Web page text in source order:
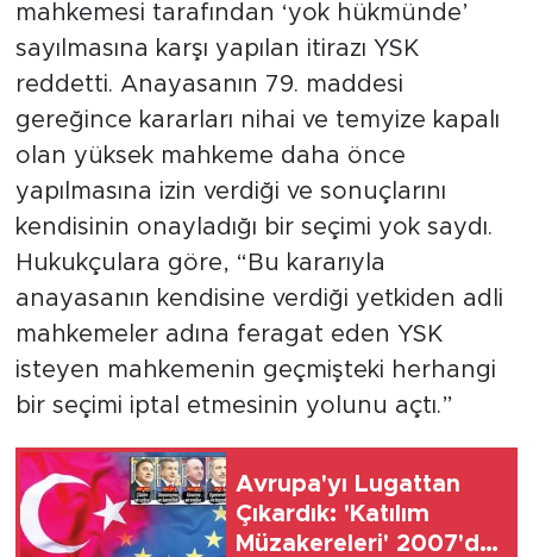
mahkemesi tarafından ‘yok hükmünde’
sayılmasına karşı yapılan itirazı YSK
reddetti. Anayasanın 79. maddesi
gereğince kararları nihai ve temyize kapalı
olan yüksek mahkeme daha önce
yapılmasına izin verdiği ve sonuçlarını
kendisinin onayladığı bir seçimi yok saydı.
Hukukçulara göre, “Bu kararıyla
anayasanın kendisine verdiği yetkiden adli
mahkemeler adına feragat eden YSK
isteyen mahkemenin geçmişteki herhangi
bir seçimi iptal etmesinin yolunu açtı.”
Avrupa'yı Lugattan
Çıkardık: 'Katılım
Müzakereleri' 2007'de,